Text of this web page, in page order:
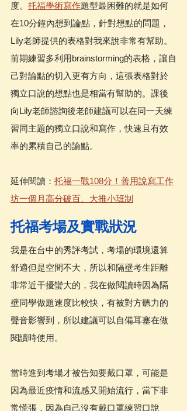
度。 托福學術寫作題型最困難的就是如何
在10分鐘內想到論點，針對想點的問題，
Lily老師提供的表格對我來說非常有幫助。
前期練習多利用brainstorming的表格，讓自
己對論點的切入更有方向，這張表格對於
獨立口說的想點也是相當有幫助的。課後
向Lily老師諮詢後老師建議可以在同一天練
習同主題的獨立口說和寫作，快速且有效
率的累積自己的論點。
延伸閱讀： 托福一戰108分！善用說寫工作
坊一個月高分破百、大推小班制
托福考場及實戰狀況
我是在台中的秀評考試，考場的環境還算
舒適但是空間不大，所以和隔壁考生距離
非常近干擾蠻大的，我在做閱讀時因為隔
壁同學做題速度比較快，有被對方聽力的
聲音影響到，所以建議可以自備耳塞在做
閱讀時使用。
當時進到考場才被告知要戴口罩，可能是
因為最近疫情和流感又開始流行，當下非
常慌張，因為自己沒有戴口罩練習口說